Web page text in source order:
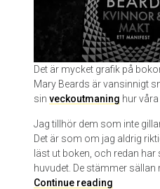
e
D
u
r
a
Det är mycket grafik på
Mary Beards är vansinnigt
sin veckoutmaning hur
Jag tillhör dem som inte
Det är som om jag aldrig
läst ut boken, och redan har
huvudet. De stämmer sällan
Continue reading